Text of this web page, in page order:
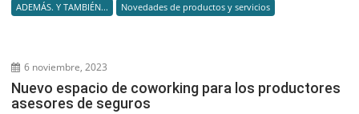
ADEMÁS. Y TAMBIÉN... Novedades de productos y servicios
6 noviembre, 2023
Nuevo espacio de coworking para los productores
asesores de seguros